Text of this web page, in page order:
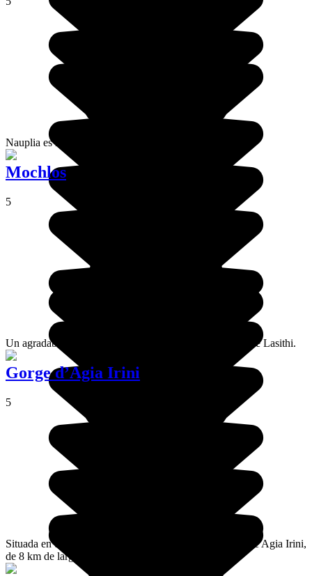
Nauplia es la ciudad de vacaciones de Atenas.
Mochlos
5
Un agradable pueblo de pescadores a orillas de la costa de Lasithi.
Gorge d’Agia Irini
5
Situada en un bonito valle cerca de Sougia, la garganta de Agia Irini,
de 8 km de largo, es ideal para hacer senderismo.